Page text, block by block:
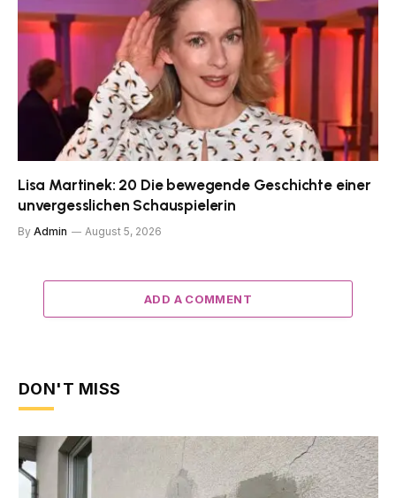
Lisa Martinek: 20 Die bewegende Geschichte einer
unvergesslichen Schauspielerin
By Admin August 5, 2026
ADD A COMMENT
DON'T MISS